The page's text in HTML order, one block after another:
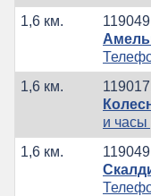
1,6 км.
1,6 км.
и часы
1,6 км.